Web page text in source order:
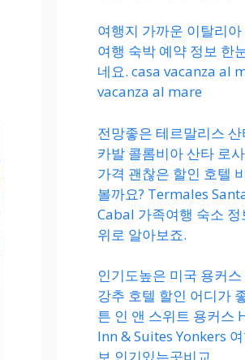
여행지 가까운 이탈리
여행 숙박 예약 정보 한
네요. casa vacanza al
vacanza al mare
전망좋은 테르말리스 산
카발 콜롬비아 산타 로
가격 괜찮은 할인 호텔
볼까요? Termales
Cabal 가족여행 숙소 정
위로 알아보죠.
인기도높은 미국 용커스
강추 호텔 할인 어디가
튼 인 앤 스위트 용커스
Inn & Suites Yonkers